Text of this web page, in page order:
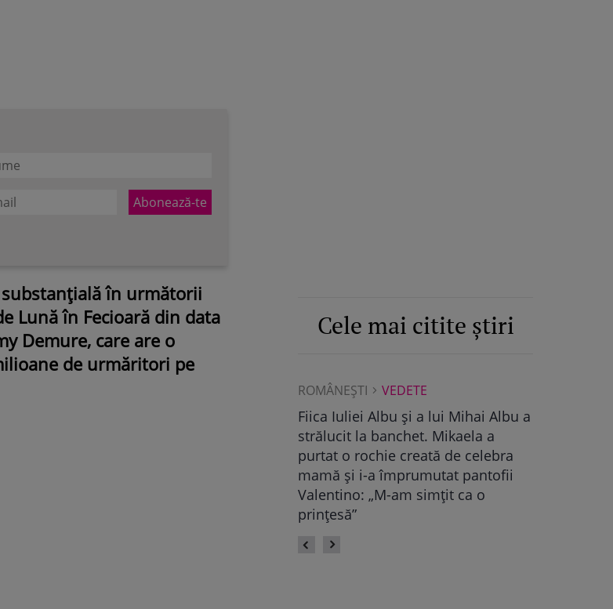
în următorii
Lună în Fecioară din data
Demure, care are o
de urmăritori pe
Cele mai citite știri
Fiica Iuliei Albu și a lui Mihai Albu a
ROMÂNEŞTI VEDETE
Maya Castellano, show cu trupa de
dans. Cum și-a surprins Antonia
fiica: „Atât de mândră”